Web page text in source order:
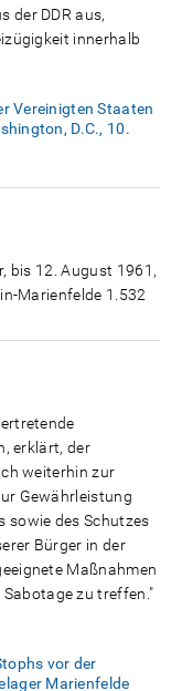
der DDR aus,
innerhalb
Vereinigten Staaten
D.C., 10.
bis 12. August 1961,
Marienfelde 1.532
erklärt, der
weiterhin zur
Gewährleistung
sowie des Schutzes
Bürger in der
Maßnahmen
zu treffen."
vor der
Marienfelde